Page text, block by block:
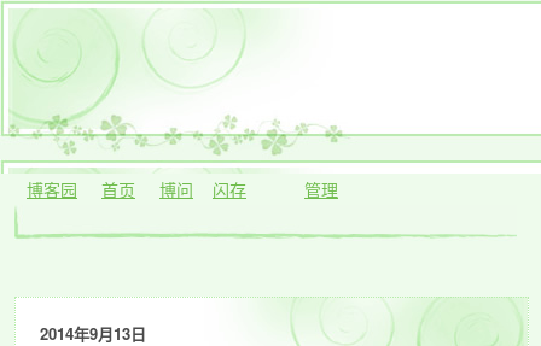
博客园 首页 博问 闪存 管理
2014年9月13日